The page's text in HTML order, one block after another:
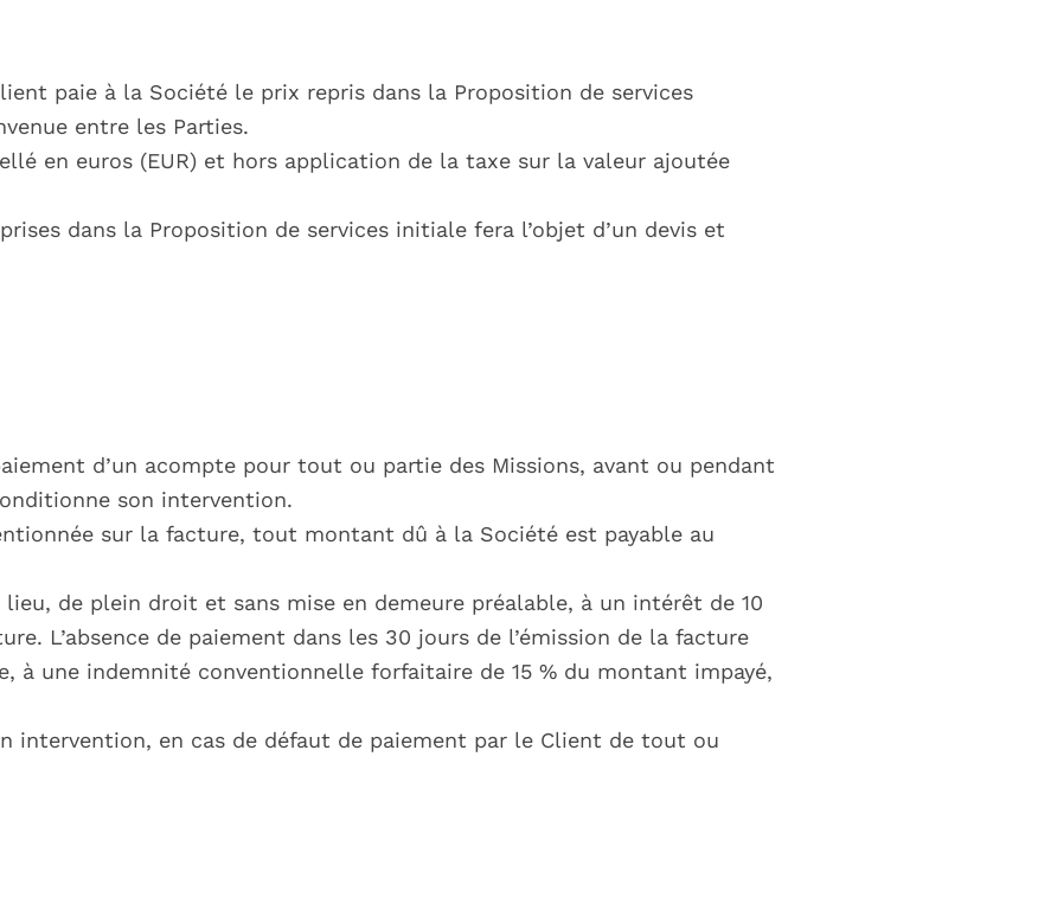
paie à la Société le prix repris dans la Proposition de services
entre les Parties.
en euros (EUR) et hors application de la taxe sur la valeur ajoutée
dans la Proposition de services initiale fera l’objet d’un devis et
d’un acompte pour tout ou partie des Missions, avant ou pendant
son intervention.
sur la facture, tout montant dû à la Société est payable au
de plein droit et sans mise en demeure préalable, à un intérêt de 10
L’absence de paiement dans les 30 jours de l’émission de la facture
à une indemnité conventionnelle forfaitaire de 15 % du montant impayé,
intervention, en cas de défaut de paiement par le Client de tout ou